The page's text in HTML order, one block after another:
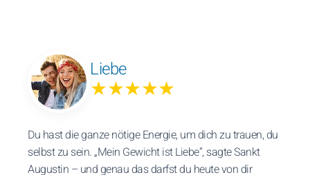
Liebe
★★★★★
Du hast die ganze nötige Energie, um dich zu trauen, du
selbst zu sein. „Mein Gewicht ist Liebe“, sagte Sankt
Augustin – und genau das darfst du heute von dir